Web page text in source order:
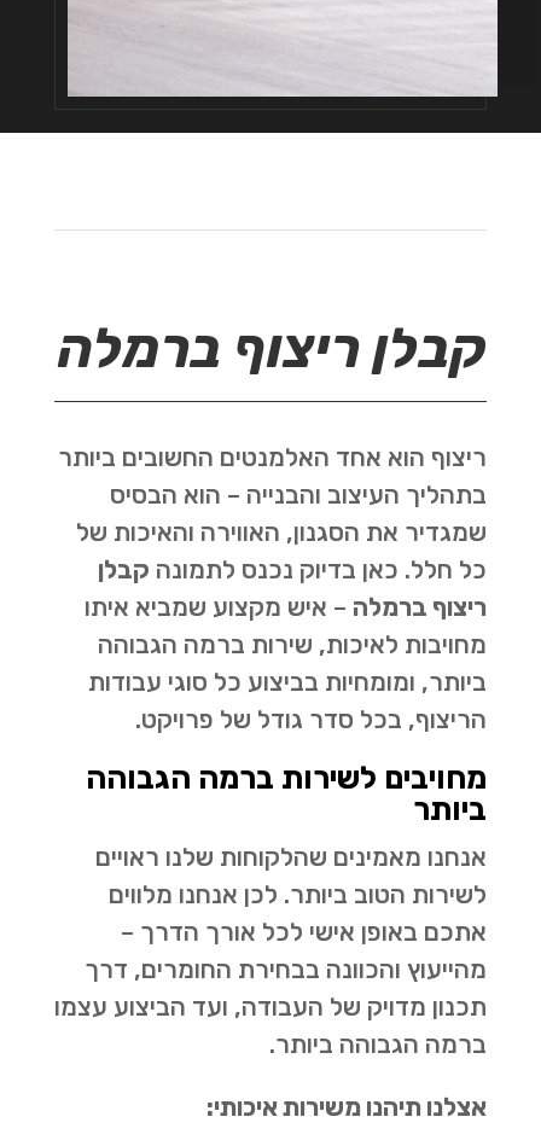
קבלן ריצוף ברמלה
ריצוף הוא אחד האלמנטים החשובים ביותר
בתהליך העיצוב והבנייה – הוא הבסיס
שמגדיר את הסגנון, האווירה והאיכות של
כל חלל. כאן בדיוק נכנס לתמונה קבלן
ריצוף ברמלה – איש מקצוע שמביא איתו
מחויבות לאיכות, שירות ברמה הגבוהה
ביותר, ומומחיות בביצוע כל סוגי עבודות
הריצוף, בכל סדר גודל של פרויקט.
מחויבים לשירות ברמה הגבוהה
ביותר
אנחנו מאמינים שהלקוחות שלנו ראויים
לשירות הטוב ביותר. לכן אנחנו מלווים
אתכם באופן אישי לכל אורך הדרך –
מהייעוץ והכוונה בבחירת החומרים, דרך
תכנון מדויק של העבודה, ועד הביצוע עצמו
ברמה הגבוהה ביותר.
אצלנו תיהנו משירות איכותי: